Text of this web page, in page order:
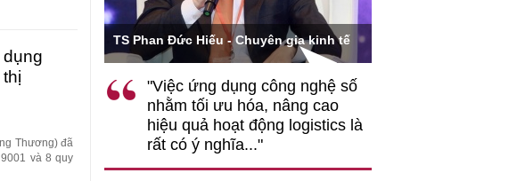
Thương) đã
và 8 quy
ý
TS Phan Đức Hiếu - Chuyên gia kinh tế
"Việc ứng dụng công nghệ số
nhằm tối ưu hóa, nâng cao
hiệu quả hoạt động logistics là
rất có ý nghĩa..."
Ông Hoàng Quang Phòng - Phó
VCCI
""Theo tôi, cần sự thay
gốc rễ về nhận thức,
nghiệp cần coi quan hệ
triển..."